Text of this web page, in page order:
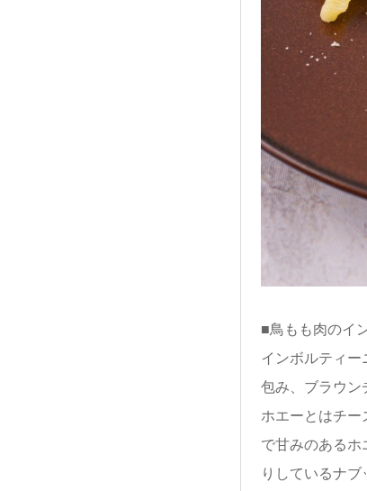
■鳥もも肉のイ
インボルティー
包み、ブラウン
ホエーとはチー
で甘みのあるホ
りしているナ